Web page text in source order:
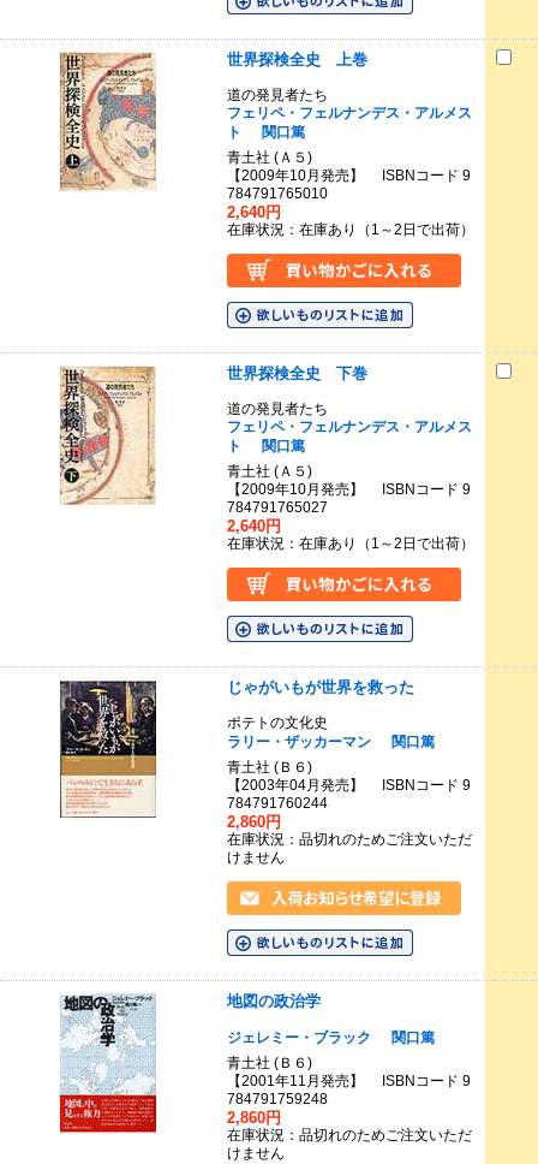
世界探検全史 上巻
道の発見者たち
フェリペ・フェルナンデス・アルメス
ト
関口篤
青土社 (Ａ５)
【2009年10月発売】 ISBNコード 9
784791765010
2,640円
在庫状況：在庫あり（1～2日で出荷）
世界探検全史 下巻
道の発見者たち
フェリペ・フェルナンデス・アルメス
ト
関口篤
青土社 (Ａ５)
【2009年10月発売】 ISBNコード 9
784791765027
2,640円
在庫状況：在庫あり（1～2日で出荷）
じゃがいもが世界を救った
ポテトの文化史
ラリー・ザッカーマン
関口篤
青土社 (Ｂ６)
【2003年04月発売】 ISBNコード 9
784791760244
2,860円
在庫状況：品切れのためご注文いただ
けません
地図の政治学
ジェレミー・ブラック
関口篤
青土社 (Ｂ６)
【2001年11月発売】 ISBNコード 9
784791759248
2,860円
在庫状況：品切れのためご注文いただ
けません